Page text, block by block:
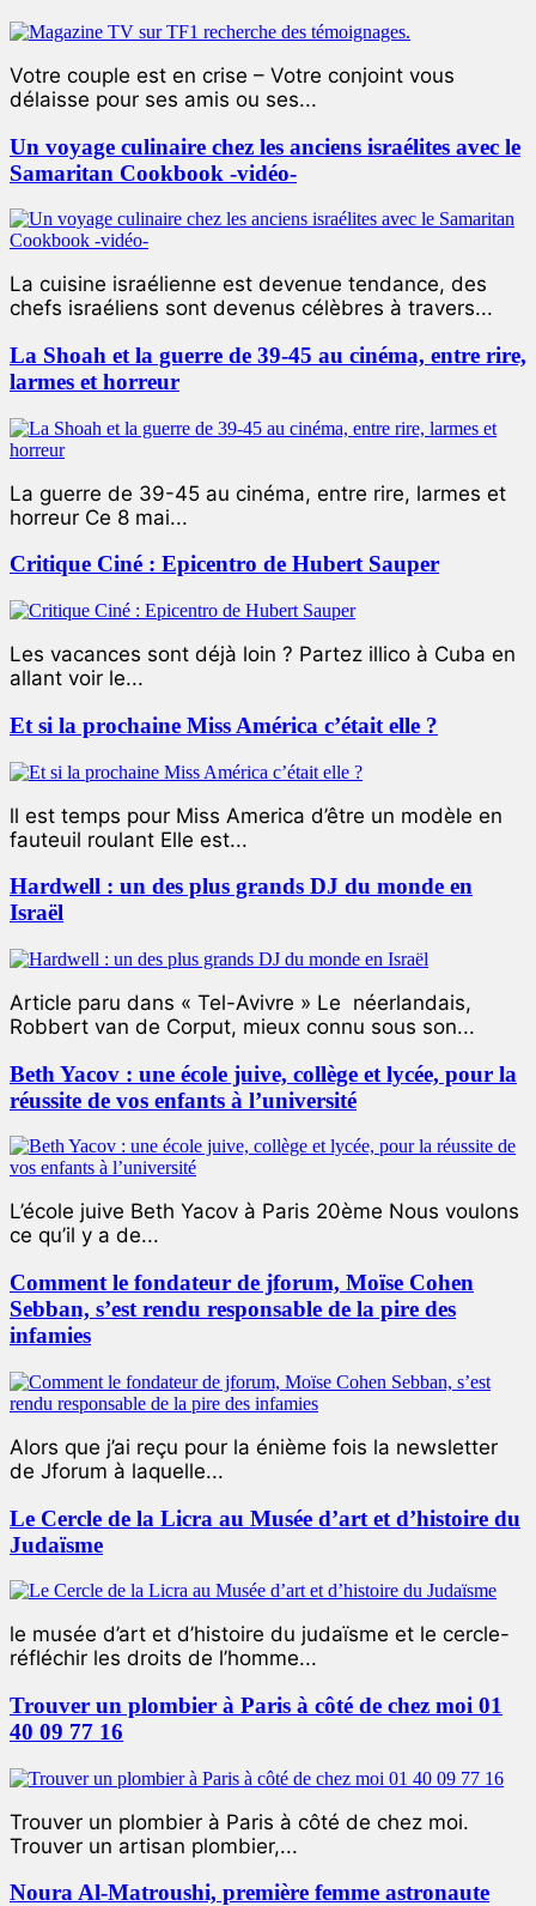
Votre couple est en crise – Votre conjoint vous
délaisse pour ses amis ou ses...
Un voyage culinaire chez les anciens israélites avec le
Samaritan Cookbook -vidéo-
La cuisine israélienne est devenue tendance, des
chefs israéliens sont devenus célèbres à travers...
La Shoah et la guerre de 39-45 au cinéma, entre rire,
larmes et horreur
La guerre de 39-45 au cinéma, entre rire, larmes et
horreur Ce 8 mai...
Critique Ciné : Epicentro de Hubert Sauper
Les vacances sont déjà loin ? Partez illico à Cuba en
allant voir le...
Et si la prochaine Miss América c’était elle ?
ll est temps pour Miss America d’être un modèle en
fauteuil roulant Elle est...
Hardwell : un des plus grands DJ du monde en
Israël
Article paru dans « Tel-Avivre » Le néerlandais,
Robbert van de Corput, mieux connu sous son...
Beth Yacov : une école juive, collège et lycée, pour la
réussite de vos enfants à l’université
L’école juive Beth Yacov à Paris 20ème Nous voulons
ce qu’il y a de...
Comment le fondateur de jforum, Moïse Cohen
Sebban, s’est rendu responsable de la pire des
infamies
Alors que j’ai reçu pour la énième fois la newsletter
de Jforum à laquelle...
Le Cercle de la Licra au Musée d’art et d’histoire du
Judaïsme
le musée d’art et d’histoire du judaïsme et le cercle-
réfléchir les droits de l’homme...
Trouver un plombier à Paris à côté de chez moi 01
40 09 77 16
Trouver un plombier à Paris à côté de chez moi.
Trouver un artisan plombier,...
Noura Al-Matroushi, première femme astronaute